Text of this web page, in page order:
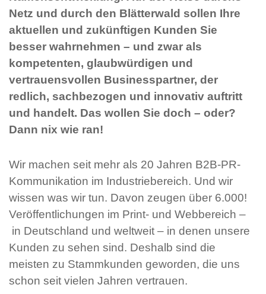
Netz und durch den Blätterwald sollen Ihre
aktuellen und zukünftigen Kunden Sie
besser wahrnehmen – und zwar als
kompetenten, glaubwürdigen und
vertrauensvollen Businesspartner, der
redlich, sachbezogen und innovativ auftritt
und handelt. Das wollen Sie doch – oder?
Dann nix wie ran!
Wir machen seit mehr als 20 Jahren B2B-PR-
Kommunikation im Industriebereich. Und wir
wissen was wir tun. Davon zeugen über 6.000!
Veröffentlichungen im Print- und Webbereich –
in Deutschland und weltweit – in denen unsere
Kunden zu sehen sind. Deshalb sind die
meisten zu Stammkunden geworden, die uns
schon seit vielen Jahren vertrauen.